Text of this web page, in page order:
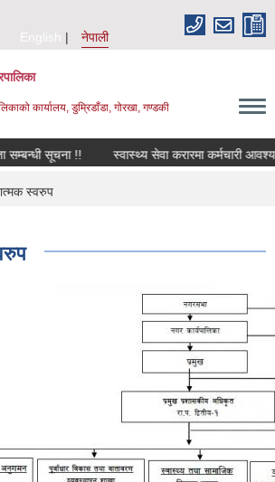
English
नेपाली
कार्यालय, डुम्रिडाँडा, गोरखा, गण्डकी
सूचना !! स्वास्थ्य सेवा करारमा कर्मचारी
स्वरुप